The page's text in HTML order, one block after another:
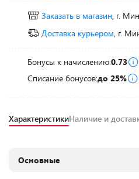
Заказать в магазин, г.
Доставка курьером, г.
Бонусы к начислению:0.73
Списание бонусов:до 25%
ХарактеристикиНаличие и
Основные